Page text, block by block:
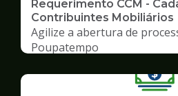
Requerimento CCM -
Contribuintes Mobiliários
Agilize a abertura de
Poupatempo